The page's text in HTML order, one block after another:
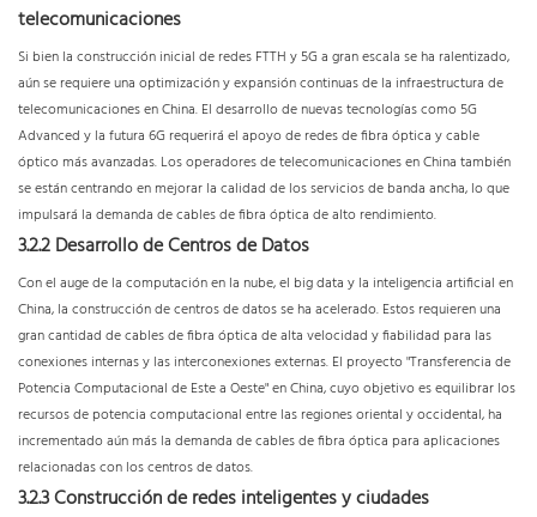
telecomunicaciones
Si bien la construcción inicial de redes FTTH y 5G a gran escala se ha ralentizado,
aún se requiere una optimización y expansión continuas de la infraestructura de
telecomunicaciones en China. El desarrollo de nuevas tecnologías como 5G
Advanced y la futura 6G requerirá el apoyo de redes de fibra óptica y cable
óptico más avanzadas. Los operadores de telecomunicaciones en China también
se están centrando en mejorar la calidad de los servicios de banda ancha, lo que
impulsará la demanda de cables de fibra óptica de alto rendimiento.
3.2.2 Desarrollo de Centros de Datos
Con el auge de la computación en la nube, el big data y la inteligencia artificial en
China, la construcción de centros de datos se ha acelerado. Estos requieren una
gran cantidad de cables de fibra óptica de alta velocidad y fiabilidad para las
conexiones internas y las interconexiones externas. El proyecto "Transferencia de
Potencia Computacional de Este a Oeste" en China, cuyo objetivo es equilibrar los
recursos de potencia computacional entre las regiones oriental y occidental, ha
incrementado aún más la demanda de cables de fibra óptica para aplicaciones
relacionadas con los centros de datos.
3.2.3 Construcción de redes inteligentes y ciudades